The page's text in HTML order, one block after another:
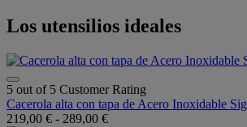
Los utensilios ideales
5 out of 5 Customer Rating
Cacerola alta con tapa de Acero Inoxidable
219,00 € - 289,00 €